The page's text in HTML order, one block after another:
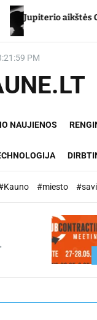
Chironas –
:22 :00 PM
NAUJIENOS
#miesto